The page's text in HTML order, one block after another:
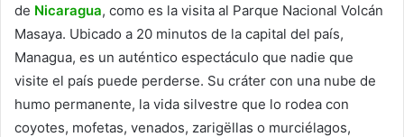
de Nicaragua, como es la visita al Parque Nacional Volcán
Masaya. Ubicado a 20 minutos de la capital del país,
Managua, es un auténtico espectáculo que nadie que
visite el país puede perderse. Su cráter con una nube de
humo permanente, la vida silvestre que lo rodea con
coyotes, mofetas, venados, zarigëllas o murciélagos,